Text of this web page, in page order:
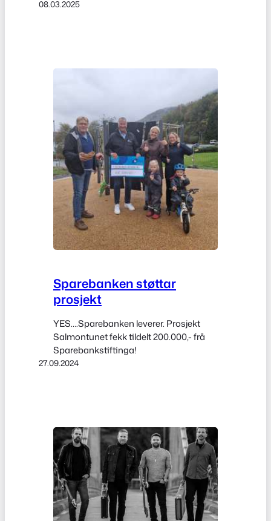
08.03.2025
Sparebanken støttar
prosjekt
YES….Sparebanken leverer. Prosjekt
Salmontunet fekk tildelt 200.000,- frå
Sparebankstiftinga!
27.09.2024